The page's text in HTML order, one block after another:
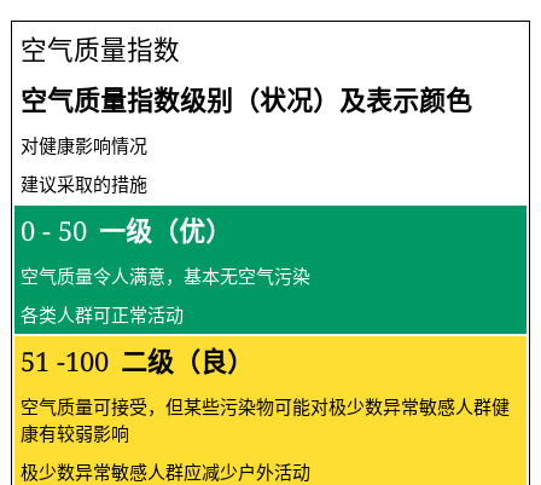
空气质量指数
空气质量指数级别（状况）及表示颜色
对健康影响情况
建议采取的措施
0 - 50 一级（优）
空气质量令人满意，基本无空气污染
各类人群可正常活动
51 -100 二级（良）
空气质量可接受，但某些污染物可能对极少数异常敏感人群健
康有较弱影响
极少数异常敏感人群应减少户外活动